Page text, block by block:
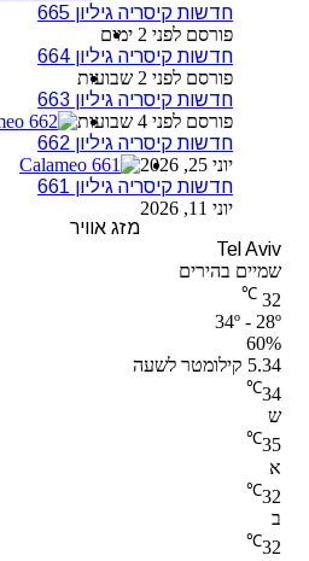
חדשות קיסריה גיליון 665
פורסם לפני 2 ימים
חדשות קיסריה גיליון 664
פורסם לפני 2 שבועות
חדשות קיסריה גיליון 663
פורסם לפני 4 שבועות
חדשות קיסריה גיליון 662
יוני 25, 2026
חדשות קיסריה גיליון 661
יוני 11, 2026
מזג אוויר
Tel Aviv
שמיים בהירים
32
℃
34º - 28º
60%
5.34 קילומטר לשעה
34
℃
ש
35
℃
א
32
℃
ב
32
℃